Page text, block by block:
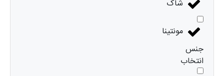
شاک
مونتینا
جنس
انتخاب